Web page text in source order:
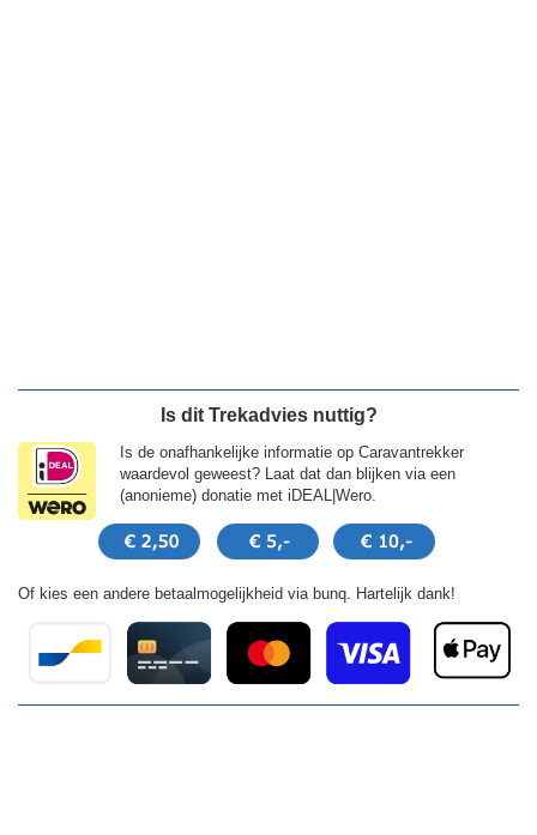
Is dit Trekadvies nuttig?
Is de onafhankelijke informatie op Caravantrekker
waardevol geweest? Laat dat dan blijken via een
(anonieme) donatie met iDEAL|Wero.
Of kies een andere betaalmogelijkheid via bunq. Hartelijk dank!